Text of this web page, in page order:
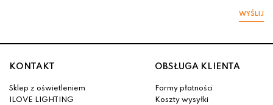
WYŚLIJ
KONTAKT
Sklep z oświetleniem
ILOVE LIGHTING
OBSŁUGA KLIENTA
Formy płatności
Koszty wysyłki